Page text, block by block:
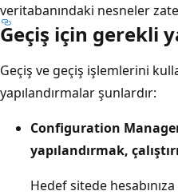
veritabanındaki nesneler
Geçiş için gerekli
Geçiş ve geçiş işlemlerini
yapılandırmalar şunlardır:
Configuration
yapılandırmak,
Hedef sitede hesabınıza